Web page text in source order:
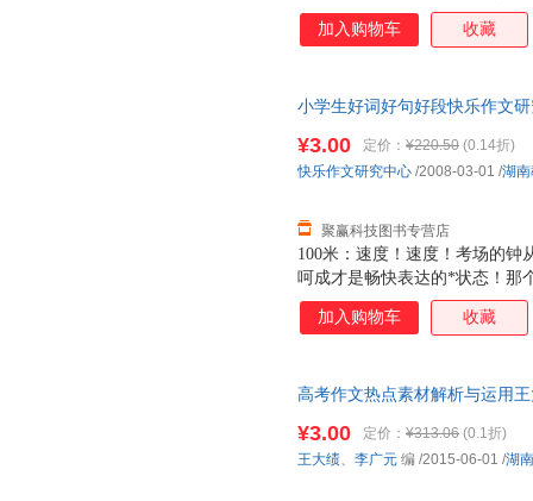
动！
加入购物车 收藏
小学生好词好句好段快乐作文
100米：速度！速度！考场的钟
呵成才是畅快表达的*状态！那
确！精确！下笔千言，离题万
都会受不了你的。你看唐三藏
话…… 花样滑冰：美感！美感
镜子司：我美吗？ 马拉松：耐
发，为什么一段时间后差距会
¥3.00 定价： ¥220.50 (0.14折)
聚赢科技图书专营店
快乐作文研究中心 /2008-03-01 /湖
加入购物车 收藏
高考作文热点素材解析与运用
¥3.00 定价： ¥313.06 (0.1折)
王大绩、 李广元 编 /2015-06-01 /湖